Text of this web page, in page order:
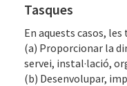
Tasques
En aquests casos,
(a) Proporcionar la
servei, instal·lació,
(b) Desenvolupar,